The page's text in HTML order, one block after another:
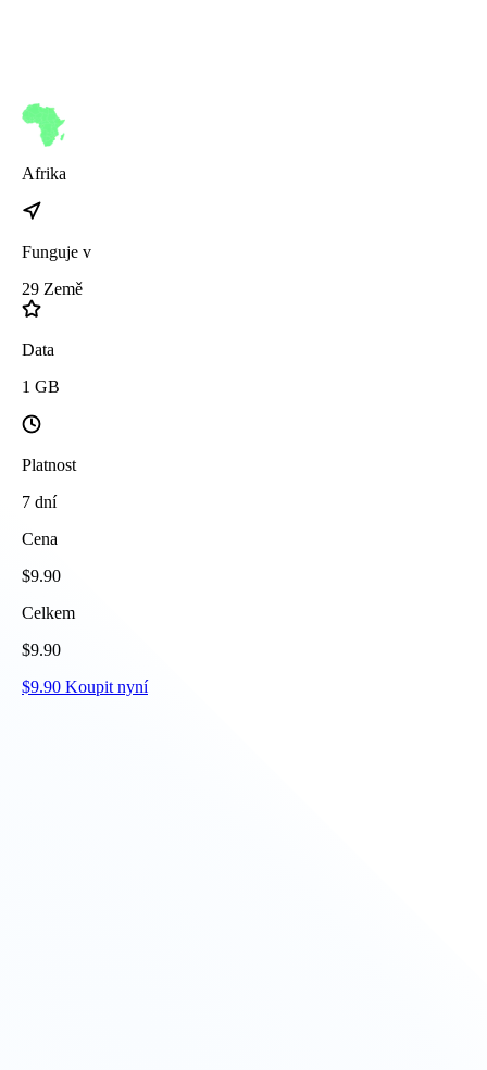
Afrika
Funguje v
29 Země
Data
1 GB
Platnost
7 dní
Cena
$9.90
Celkem
$9.90
$9.90 Koupit nyní